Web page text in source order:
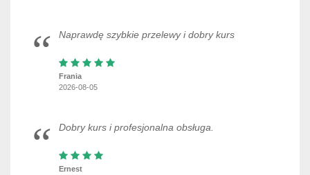
Naprawdę szybkie przelewy i dobry kurs
Frania
2026-08-05
Dobry kurs i profesjonalna obsługa.
Ernest